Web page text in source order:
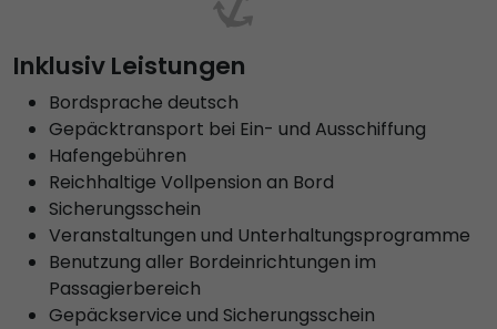
Inklusiv Leistungen
Bordsprache deutsch
Gepäcktransport bei Ein- und Ausschiffung
Hafengebühren
Reichhaltige Vollpension an Bord
Sicherungsschein
Veranstaltungen und Unterhaltungsprogramme
Benutzung aller Bordeinrichtungen im
Passagierbereich
Gepäckservice und Sicherungsschein